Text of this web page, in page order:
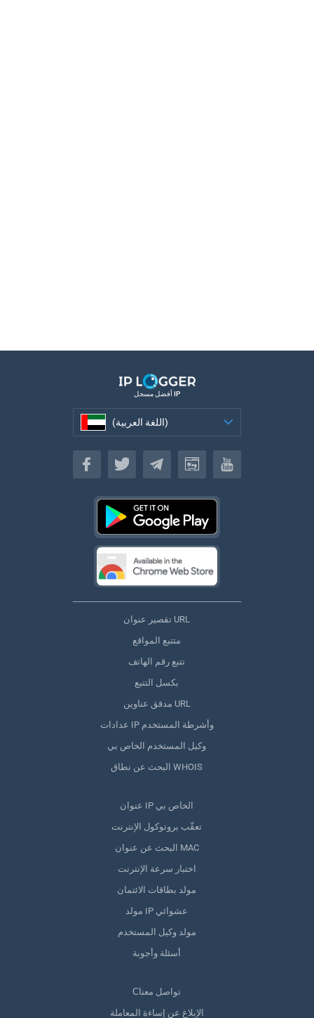
أفضل مسجل IP
(اللغة العربية)
(اللغة العربية)
تقصير عنوان URL
متتبع المواقع
تتبع رقم الهاتف
بكسل التتبع
مدقق عناوين URL
عدادات IP وأشرطة المستخدم
وكيل المستخدم الخاص بي
البحث عن نطاق WHOIS
عنوان IP الخاص بي
تعقّب بروتوكول الإنترنت
البحث عن عنوان MAC
اختبار سرعة الإنترنت
مولد بطاقات الائتمان
مولد IP عشوائي
مولد وكيل المستخدم
أسئلة وأجوبة
Сتواصل معنا
الإبلاغ عن إساءة المعاملة